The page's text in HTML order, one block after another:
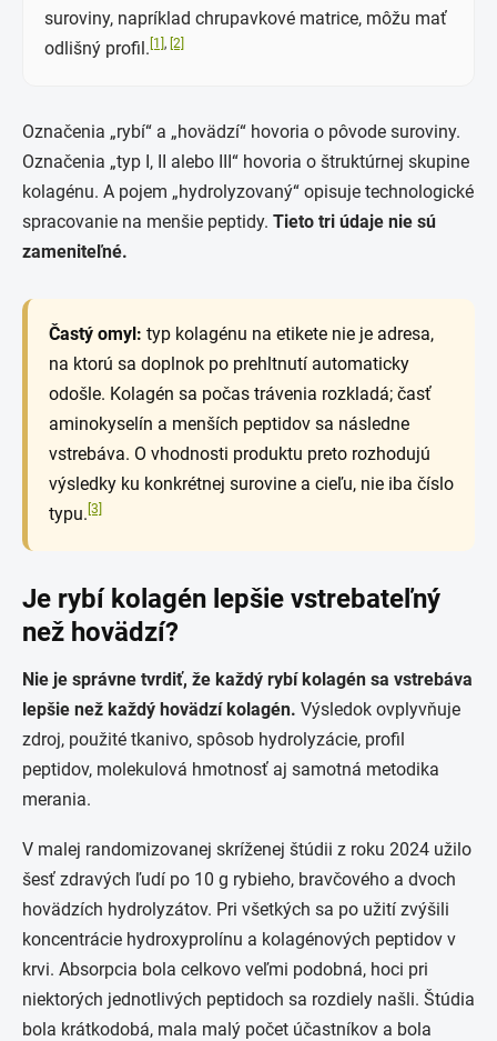
suroviny, napríklad chrupavkové matrice, môžu mať
odlišný profil. [1] , [2]
Označenia „rybí“ a „hovädzí“ hovoria o pôvode suroviny.
Označenia „typ I, II alebo III“ hovoria o štruktúrnej skupine
kolagénu. A pojem „hydrolyzovaný“ opisuje technologické
spracovanie na menšie peptidy. Tieto tri údaje nie sú
zameniteľné.
Častý omyl: typ kolagénu na etikete nie je adresa,
na ktorú sa doplnok po prehltnutí automaticky
odošle. Kolagén sa počas trávenia rozkladá; časť
aminokyselín a menších peptidov sa následne
vstrebáva. O vhodnosti produktu preto rozhodujú
výsledky ku konkrétnej surovine a cieľu, nie iba číslo
typu. [3]
Je rybí kolagén lepšie vstrebateľný
než hovädzí?
Nie je správne tvrdiť, že každý rybí kolagén sa vstrebáva
lepšie než každý hovädzí kolagén. Výsledok ovplyvňuje
zdroj, použité tkanivo, spôsob hydrolyzácie, profil
peptidov, molekulová hmotnosť aj samotná metodika
merania.
V malej randomizovanej skríženej štúdii z roku 2024 užilo
šesť zdravých ľudí po 10 g rybieho, bravčového a dvoch
hovädzích hydrolyzátov. Pri všetkých sa po užití zvýšili
koncentrácie hydroxyprolínu a kolagénových peptidov v
krvi. Absorpcia bola celkovo veľmi podobná, hoci pri
niektorých jednotlivých peptidoch sa rozdiely našli. Štúdia
bola krátkodobá, mala malý počet účastníkov a bola